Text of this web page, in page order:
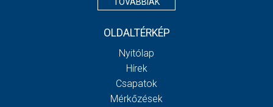
OLDALTÉRKÉP
Nyitólap
Hírek
Csapatok
Mérkőzések